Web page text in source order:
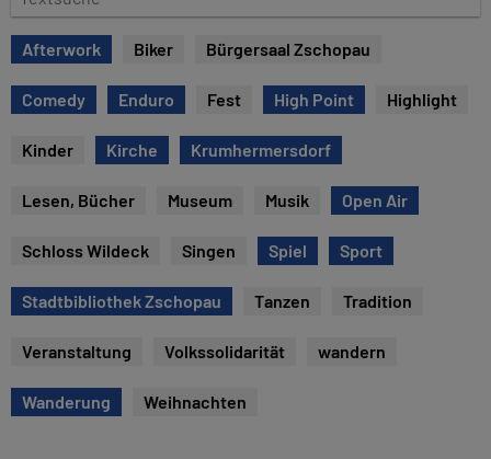
e
x
t
s
u
Afterwork Biker Bürgersaal Zschopau
Comedy Enduro Fest High Point Highlight
Kinder Kirche Krumhermersdorf
Lesen, Bücher Museum Musik Open Air
Schloss Wildeck Singen Spiel Sport
Stadtbibliothek Zschopau Tanzen Tradition
Veranstaltung Volkssolidarität wandern
Wanderung Weihnachten